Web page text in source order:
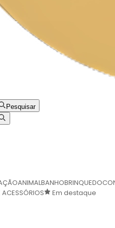
Pesquisar
ANIMALBANHOBRINQUEDO
ACESSÓRIOS
Em destaque